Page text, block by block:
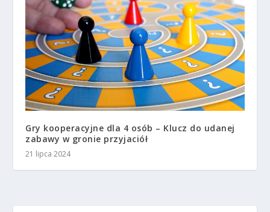
Gry kooperacyjne dla 4 osób – Klucz do udanej
zabawy w gronie przyjaciół
21 lipca 2024